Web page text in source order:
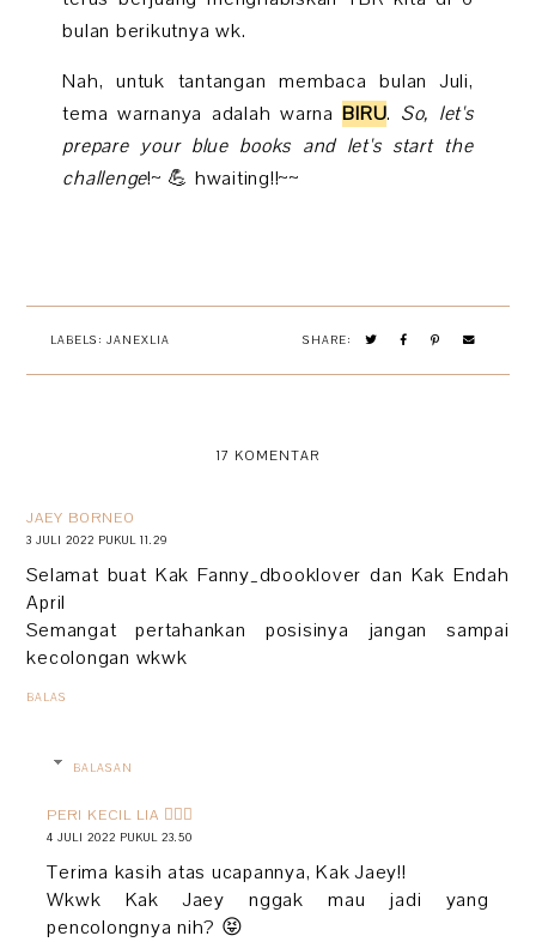
bulan berikutnya wk.
Nah, untuk tantangan membaca bulan Juli,
tema warnanya adalah warnaBIRU. So, let's
prepare your blue books and let's start the
challenge!~ 💪 hwaiting!!~~
LABELS:JANEXLIA SHARE:
17 KOMENTAR
JAEY BORNEO
3 JULI 2022 PUKUL 11.29
Selamat buat Kak Fanny_dbooklover dan Kak Endah
April
Semangat pertahankan posisinya jangan sampai
kecolongan wkwk
BALAS
BALASAN
PERI KECIL LIA 🧚🏻‍♀️
4 JULI 2022 PUKUL 23.50
Terima kasih atas ucapannya, Kak Jaey!!
Wkwk Kak Jaey nggak mau jadi yang
pencolongnya nih? 😝